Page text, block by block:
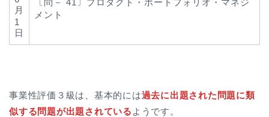
月
1
日
メント
事業性評価３級は、基本的には過去に出題された問題に類
似する問題が出題されている ようです。